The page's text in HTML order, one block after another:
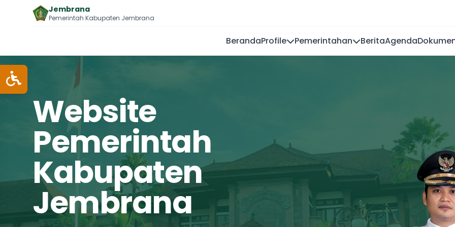
Jembrana
Pemerintah Kabupaten Jembrana
BerandaProfile Pemerintahan BeritaAgenda
Website
Pemerintah
Kabupaten
Jembrana